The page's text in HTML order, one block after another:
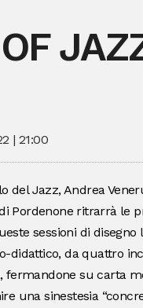
| 21:00
del Jazz, Andrea
Pordenone ritrarrà le
sessioni di
didattico, da quattro
fermandone su carta
una sinestesia